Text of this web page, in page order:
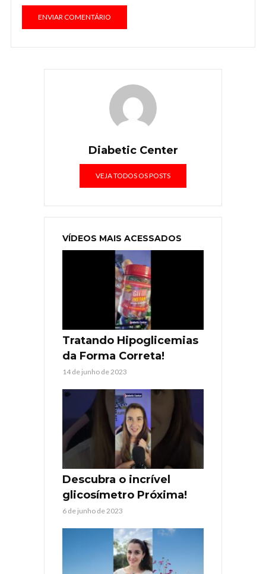
Diabetic Center
VEJA TODOS OS POSTS
VÍDEOS MAIS ACESSADOS
Tratando Hipoglicemias
da Forma Correta!
14 de junho de 2023
Descubra o incrível
glicosímetro Próxima!
6 de junho de 2023